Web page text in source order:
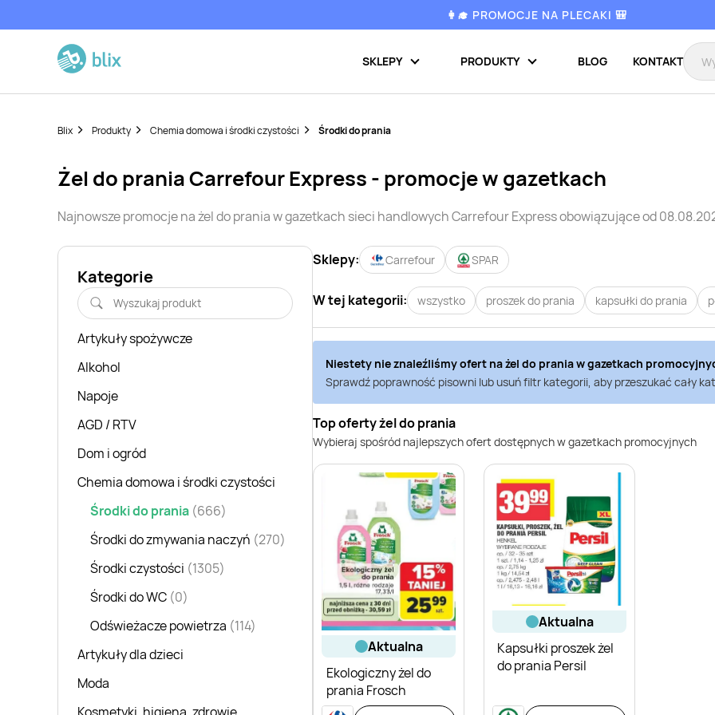
👩‍🎓 PROMOCJE NA PLECAKI 🎒
SKLEPY PRODUKTY BLOG KONTAKT
Blix Produkty Chemia domowa i środki czystości Środki do prania
żel do praniaCarrefour Express - promocje w gazetkach
Najnowsze promocje nażel do praniaw gazetkach sieci handlowychCarrefour Expressobowiązujące od
Kategorie
Artykuły spożywcze
Alkohol
Napoje
AGD / RTV
Dom i ogród
Chemia domowa i środki czystości
Środki do prania (666)
Środki do zmywania naczyń (270)
Środki czystości (1305)
Środki do WC (0)
Odświeżacze powietrza (114)
Artykuły dla dzieci
Moda
Sklepy: Carrefour SPAR
W tej kategorii: wszystko proszek do prania kapsułki do prania
Niestety nie znaleźliśmy ofert nażel do praniaw gazetkach
Sprawdź poprawność pisowni lub usuń filtr kategorii, aby przeszukać cały
Top oferty żel do prania
Wybieraj spośród najlepszych ofert dostępnych w gazetkach promocyjnych
aktualna
Ekologiczny żel do
prania Frosch
aktualna
Kapsułki proszek żel
do prania Persil